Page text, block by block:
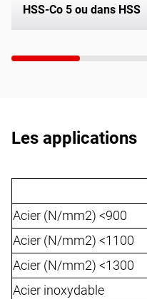
HSS-Co 5 ou dans HSS
Les applications
Acier (N/mm2) <900
Acier (N/mm2) <1100
Acier (N/mm2) <1300
Acier inoxydable